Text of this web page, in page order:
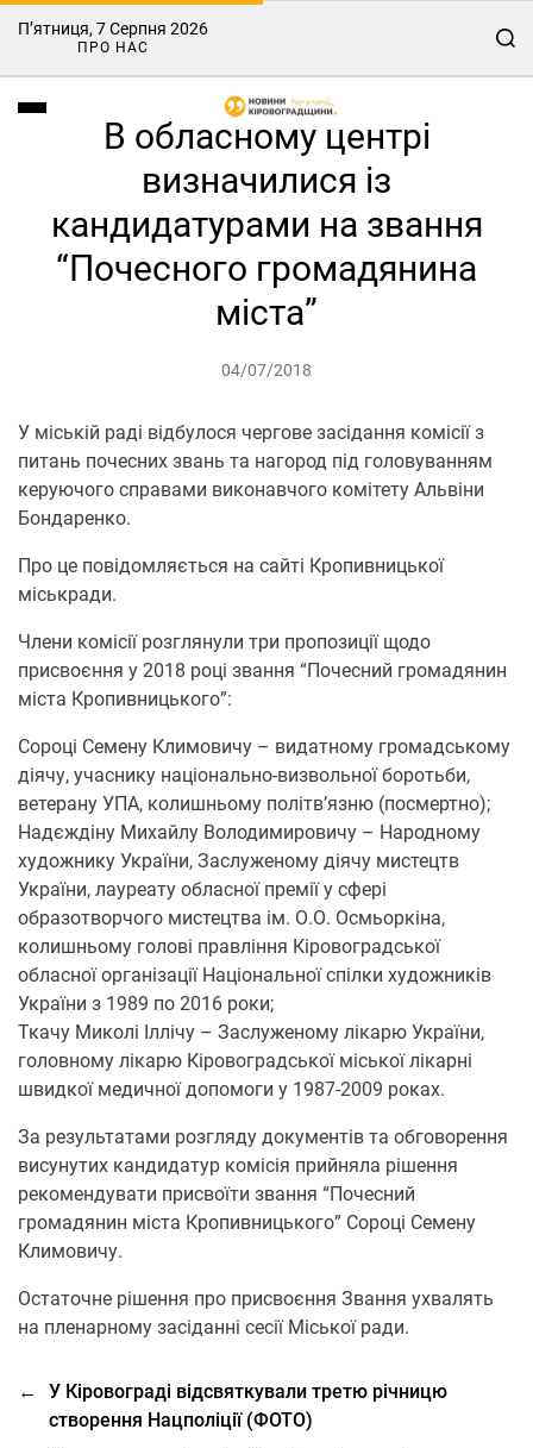
П’ятниця, 7 Серпня 2026
ПРО НАС
В обласному центрі
визначилися із
кандидатурами на звання
“Почесного громадянина
міста”
04/07/2018
У міській раді відбулося чергове засідання комісії з
питань почесних звань та нагород під головуванням
керуючого справами виконавчого комітету Альвіни
Бондаренко.
Про це повідомляється на сайті Кропивницької
міськради.
Члени комісії розглянули три пропозиції щодо
присвоєння у 2018 році звання “Почесний громадянин
міста Кропивницького”:
Сороці Семену Климовичу – видатному громадському
діячу, учаснику національно-визвольної боротьби,
ветерану УПА, колишньому політв’язню (посмертно);
Надєждіну Михайлу Володимировичу – Народному
художнику України, Заслуженому діячу мистецтв
України, лауреату обласної премії у сфері
образотворчого мистецтва ім. О.О. Осмьоркіна,
колишньому голові правління Кіровоградської
обласної організації Національної спілки художників
України з 1989 по 2016 роки;
Ткачу Миколі Іллічу – Заслуженому лікарю України,
головному лікарю Кіровоградської міської лікарні
швидкої медичної допомоги у 1987-2009 роках.
За результатами розгляду документів та обговорення
висунутих кандидатур комісія прийняла рішення
рекомендувати присвоїти звання “Почесний
громадянин міста Кропивницького” Сороці Семену
Климовичу.
Остаточне рішення про присвоєння Звання ухвалять
на пленарному засіданні сесії Міської ради.
←
У Кіровограді відсвяткували третю річницю
створення Нацполіції (ФОТО)